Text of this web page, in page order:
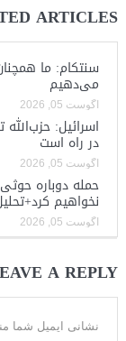
ARTICLES
سنتکام: ما
می‌دهیم
آگوست 05, 2026
اسرائیل:
در راه است
آگوست 05, 2026
حمله دوباره
نخواهیم
آگوست 05, 2026
A REPLY
نشانی ایمیل شما